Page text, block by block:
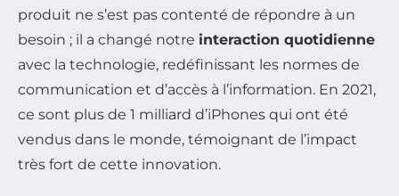
produit ne s’est pas contenté de répondre à un
besoin ; il a changé notre interaction quotidienne
avec la technologie, redéfinissant les normes de
communication et d’accès à l’information. En 2021,
ce sont plus de 1 milliard d’iPhones qui ont été
vendus dans le monde, témoignant de l’impact
très fort de cette innovation.